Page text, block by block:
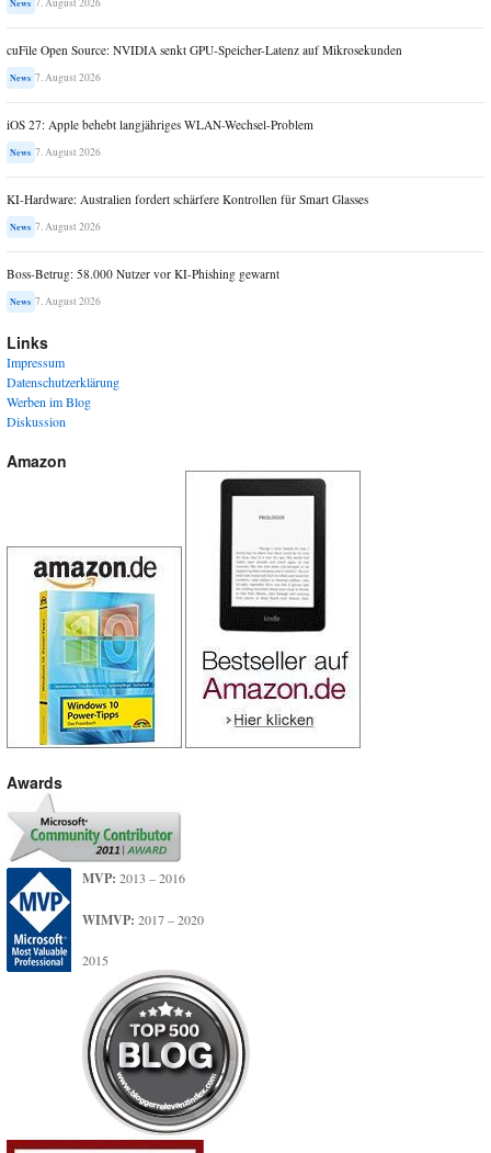
News 7. August 2026
cuFile Open Source: NVIDIA senkt GPU-Speicher-Latenz auf Mikrosekunden
News 7. August 2026
iOS 27: Apple behebt langjähriges WLAN-Wechsel-Problem
News 7. August 2026
KI-Hardware: Australien fordert schärfere Kontrollen für Smart Glasses
News 7. August 2026
Boss-Betrug: 58.000 Nutzer vor KI-Phishing gewarnt
News 7. August 2026
Links
Impressum
Datenschutzerklärung
Werben im Blog
Diskussion
Amazon
Awards
MVP: 2013 – 2016
WIMVP: 2017 – 2020
2015